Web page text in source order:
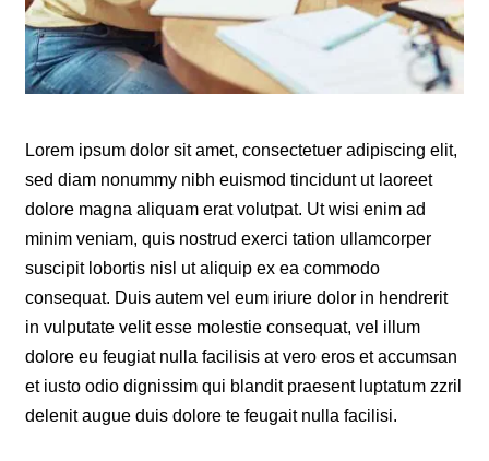
Lorem ipsum dolor sit amet, consectetuer adipiscing elit,
sed diam nonummy nibh euismod tincidunt ut laoreet
dolore magna aliquam erat volutpat. Ut wisi enim ad
minim veniam, quis nostrud exerci tation ullamcorper
suscipit lobortis nisl ut aliquip ex ea commodo
consequat. Duis autem vel eum iriure dolor in hendrerit
in vulputate velit esse molestie consequat, vel illum
dolore eu feugiat nulla facilisis at vero eros et accumsan
et iusto odio dignissim qui blandit praesent luptatum zzril
delenit augue duis dolore te feugait nulla facilisi.